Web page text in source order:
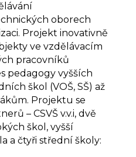
oborech
Projekt inovativně
ve vzdělávacím
pracovníků
pedagogy vyšších
škol (VOŠ, SŠ) až
Projektu se
– CSVŠ v.v.i, dvě
škol, vyšší
a čtyři střední školy: